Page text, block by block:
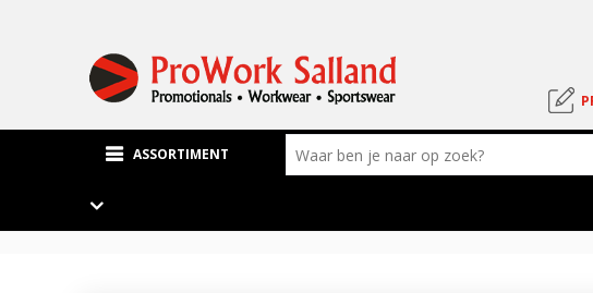
ASSORTIMENT